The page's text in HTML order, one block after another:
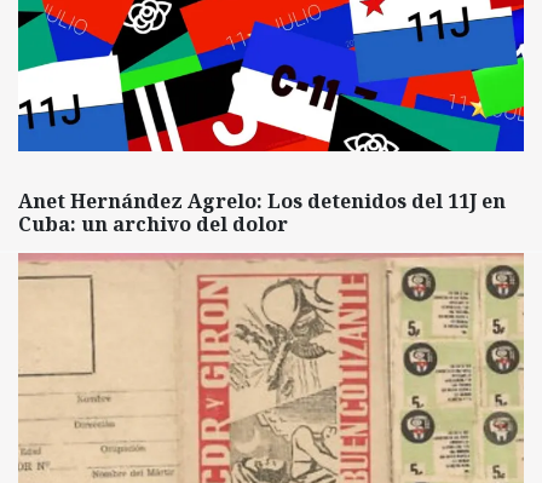
Anet Hernández Agrelo: Los detenidos del 11J en
Cuba: un archivo del dolor